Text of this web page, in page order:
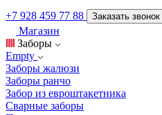
+7 928 459 77 88 Заказать звонок
Магазин
Заборы
Empty
Заборы жалюзи
Заборы ранчо
Забор из евроштакетника
Сварные заборы